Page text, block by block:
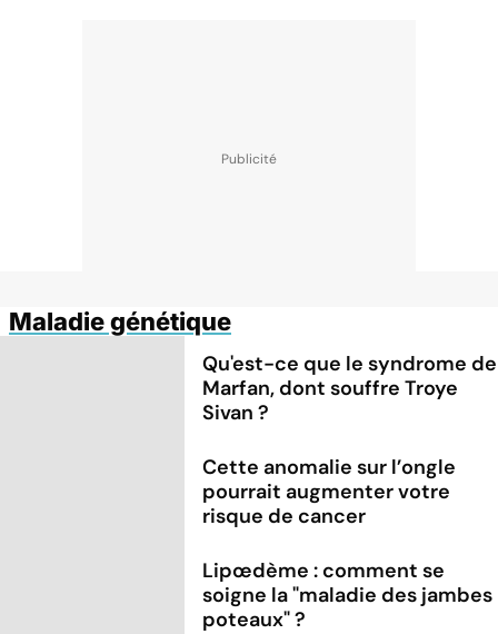
Maladie génétique
Qu'est-ce que le syndrome de
Marfan, dont souffre Troye
Sivan ?
Cette anomalie sur l’ongle
pourrait augmenter votre
risque de cancer
Lipœdème : comment se
soigne la "maladie des jambes
poteaux" ?